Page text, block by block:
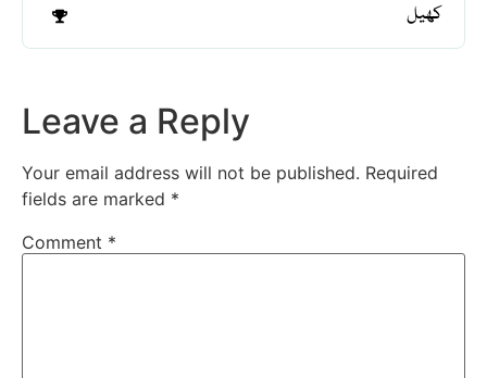
کھیل
Leave a Reply
Your email address will not be published. Required
fields are marked *
Comment *